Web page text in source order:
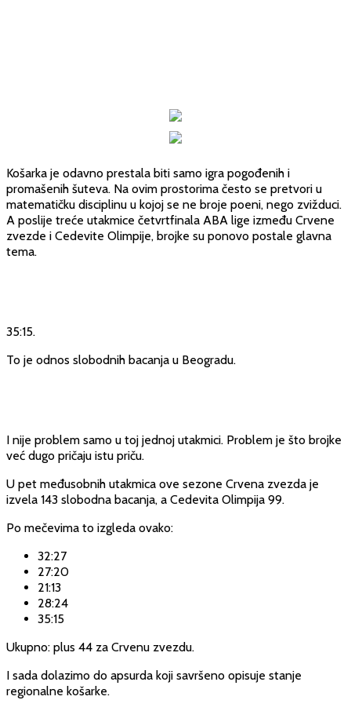
Košarka je odavno prestala biti samo igra pogođenih i
promašenih šuteva. Na ovim prostorima često se pretvori u
matematičku disciplinu u kojoj se ne broje poeni, nego zvižduci.
A poslije treće utakmice četvrtfinala ABA lige između Crvene
zvezde i Cedevite Olimpije, brojke su ponovo postale glavna
tema.
35:15.
To je odnos slobodnih bacanja u Beogradu.
I nije problem samo u toj jednoj utakmici. Problem je što brojke
već dugo pričaju istu priču.
U pet međusobnih utakmica ove sezone Crvena zvezda je
izvela 143 slobodna bacanja, a Cedevita Olimpija 99.
Po mečevima to izgleda ovako:
32:27
27:20
21:13
28:24
35:15
Ukupno: plus 44 za Crvenu zvezdu.
I sada dolazimo do apsurda koji savršeno opisuje stanje
regionalne košarke.